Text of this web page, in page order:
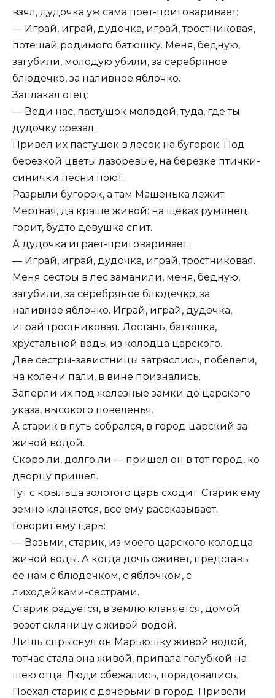
взял, дудочка уж сама поет-приговаривает:
— Играй, играй, дудочка, играй, тростниковая,
потешай родимого батюшку. Меня, бедную,
загубили, молодую убили, за серебряное
блюдечко, за наливное яблочко.
Заплакал отец:
— Веди нас, пастушок молодой, туда, где ты
дудочку срезал.
Привел их пастушок в лесок на бугорок. Под
березкой цветы лазоревые, на березке птички-
синички песни поют.
Разрыли бугорок, а там Машенька лежит.
Мертвая, да краше живой: на щеках румянец
горит, будто девушка спит.
А дудочка играет-приговаривает:
— Играй, играй, дудочка, играй, тростниковая.
Меня сестры в лес заманили, меня, бедную,
загубили, за серебряное блюдечко, за
наливное яблочко. Играй, играй, дудочка,
играй тростниковая. Достань, батюшка,
хрустальной воды из колодца царского.
Две сестры-завистницы затряслись, побелели,
на колени пали, в вине признались.
Заперли их под железные замки до царского
указа, высокого повеленья.
А старик в путь собрался, в город царский за
живой водой.
Скоро ли, долго ли — пришел он в тот город, ко
дворцу пришел.
Тут с крыльца золотого царь сходит. Старик ему
земно кланяется, все ему рассказывает.
Говорит ему царь:
— Возьми, старик, из моего царского колодца
живой воды. А когда дочь оживет, представь
ее нам с блюдечком, с яблочком, с
лиходейками-сестрами.
Старик радуется, в землю кланяется, домой
везет скляницу с живой водой.
Лишь спрыснул он Марьюшку живой водой,
тотчас стала она живой, припала голубкой на
шею отца. Люди сбежались, порадовались.
Поехал старик с дочерьми в город. Привели